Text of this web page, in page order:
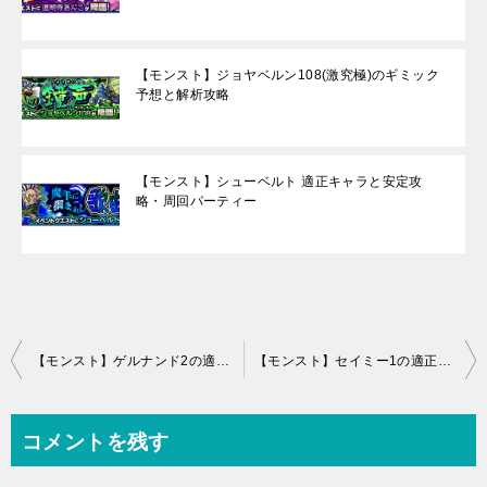
【モンスト】ジョヤベルン108(激究極)のギミック
予想と解析攻略
【モンスト】シューベルト 適正キャラと安定攻
略・周回パーティー
投
ビ
【モンスト】ゲルナンド2の適正キャラと攻略パーティー、ギミック(神獣の聖域) 【モンスト】セイミー1の適正キャラと攻略パーティー、ギミック(神獣の聖域)
コメントを残す